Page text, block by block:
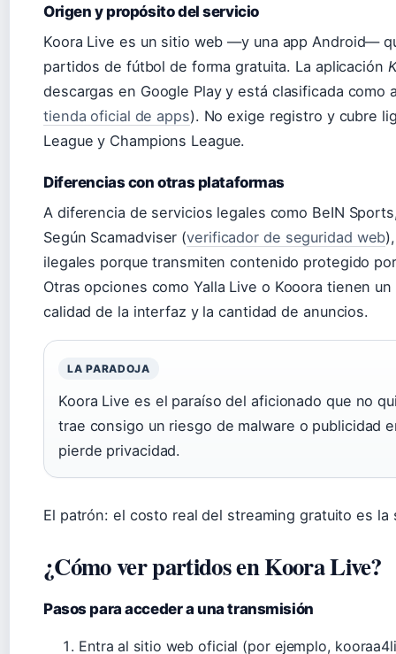
Origen y propósito del servicio
Koora Live es un sitio web —y una app Android—
partidos de fútbol de forma gratuita. La aplicación
descargas en Google Play y está clasificada como
tienda oficial de apps). No exige registro y cubre
League y Champions League.
Diferencias con otras plataformas
A diferencia de servicios legales como BeIN
Según Scamadviser (verificador de seguridad web
ilegales porque transmiten contenido protegido
Otras opciones como Yalla Live o Kooora tienen
calidad de la interfaz y la cantidad de anuncios.
LA PARADOJA
Koora Live es el paraíso del aficionado que no
trae consigo un riesgo de malware o publicidad
pierde privacidad.
El patrón: el costo real del streaming gratuito es
¿Cómo ver partidos en Koora Live?
Pasos para acceder a una transmisión
Entra al sitio web oficial (por ejemplo,